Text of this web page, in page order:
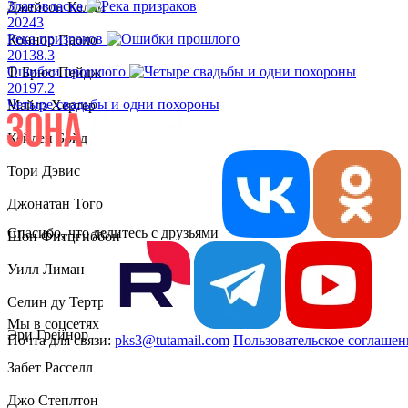
Джейсон Келли
Коннор Паоло
Т. Брюс Пейдж
Майлз Хертер
Кейден Бойд
Тори Дэвис
Джонатан Того
Шон Фитцгиббон
Уилл Лиман
Селин ду Тертре
Эри Грейнор
Забет Расселл
Джо Степлтон
Златовласка
20243
Река призраков
20138.3
Ошибки прошлого
20197.2
Четыре свадьбы и одни похороны
Спасибо, что делитесь с друзьями
Мы в соцсетях
Почта для связи: pks3@tutamail.com Пользовательское